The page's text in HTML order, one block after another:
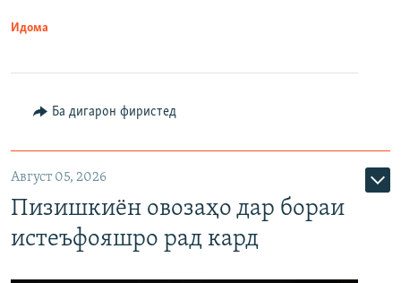
Идома
Ба дигарон фиристед
Август 05, 2026
Пизишкиён овозаҳо дар бораи
истеъфояшро рад кард